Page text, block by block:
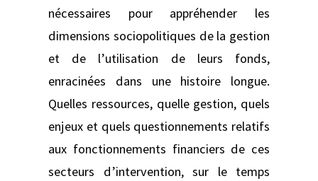
nécessaires pour appréhender les
dimensions sociopolitiques de la gestion
et de l’utilisation de leurs fonds,
enracinées dans une histoire longue.
Quelles ressources, quelle gestion, quels
enjeux et quels questionnements relatifs
aux fonctionnements financiers de ces
secteurs d’intervention, sur le temps